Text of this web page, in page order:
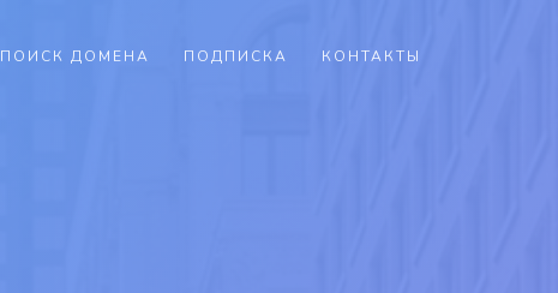
ПОИСК ДОМЕНА ПОДПИСКА КОНТАКТЫ